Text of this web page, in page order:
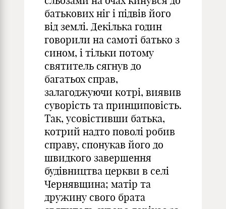
батькових ніг і підвів його
від землі. Декілька годин
говорили на самоті батько з
сином, і тільки потому
святитель сягнув до
багатьох справ,
залагоджуючи котрі, виявив
суворість та принциповість.
Так, усовістивши батька,
котрий надто поволі робив
справу, спонукав його до
швидкого завершення
будівництва церкви в селі
Чернявщина; матір та
дружину свого брата